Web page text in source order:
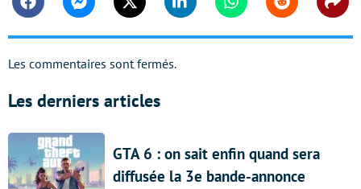
FacebookMessengerTwitter Linkedin WhatsappReddit
Les commentaires sont fermés.
Les derniers articles
GTA 6 : on sait enfin quand sera
diffusée la 3e bande-annonce